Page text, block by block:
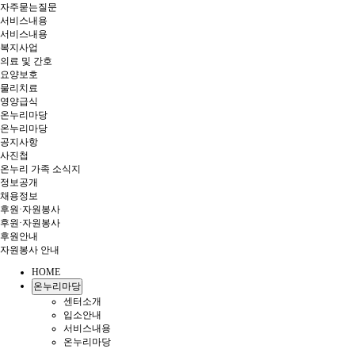
자주묻는질문
서비스내용
서비스내용
복지사업
의료 및 간호
요양보호
물리치료
영양급식
온누리마당
온누리마당
공지사항
사진첩
온누리 가족 소식지
정보공개
채용정보
후원·자원봉사
후원·자원봉사
후원안내
자원봉사 안내
HOME
온누리마당
센터소개
입소안내
서비스내용
온누리마당